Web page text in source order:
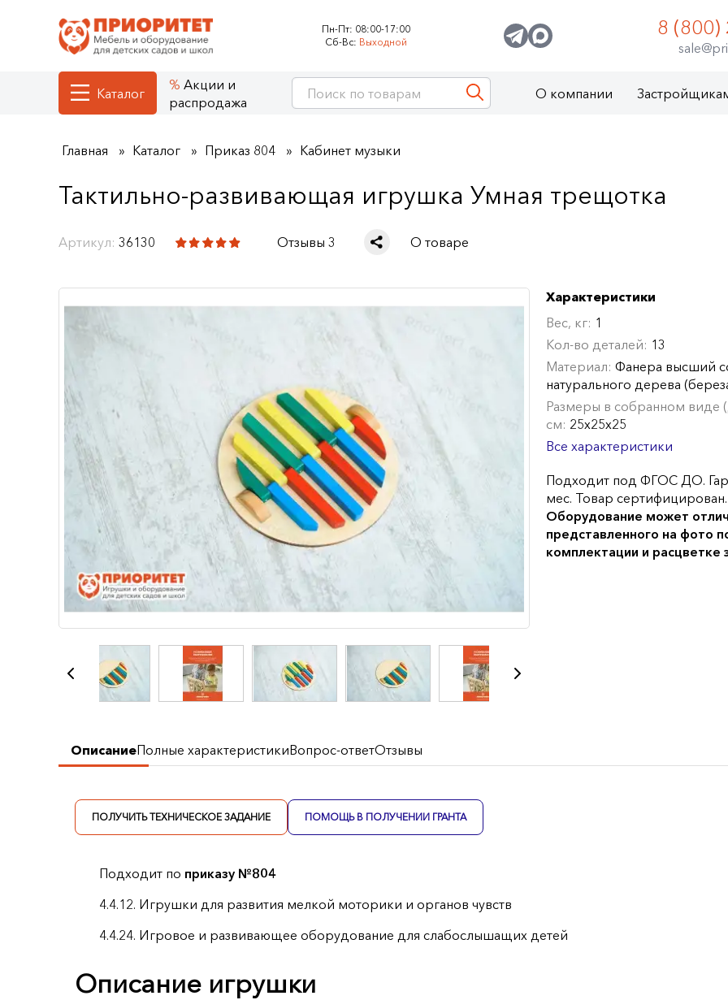
Пн-Пт: 08:00-17:00
Сб-Вс: Выходной
8 (800)
Каталог
Акции и
распродажа
О компании
Главная Каталог Приказ 804 Кабинет музыки
Тактильно-развивающая игрушка Умная трещотка
Артикул: 36130 Отзывы 3 О товаре
Характеристики
Вес, кг: 1
Кол-во деталей: 13
Материал: Фанера высший
натурального дерева
Размеры в собранном виде
см: 25х25х25
Все характеристики
Подходит под ФГОС ДО.
мес. Товар сертифицирован.
Оборудование может
представленного на фото
комплектации и расцветке
ОписаниеПолные характеристикиВопрос-ответОтзывы
ПОЛУЧИТЬ ТЕХНИЧЕСКОЕ ЗАДАНИЕ ПОМОЩЬ В ПОЛУЧЕНИИ ГРАНТА
Подходит по приказу №804
4.4.12. Игрушки для развития мелкой моторики и органов чувств
4.4.24. Игровое и развивающее оборудование для слабослышащих детей
Описание игрушки